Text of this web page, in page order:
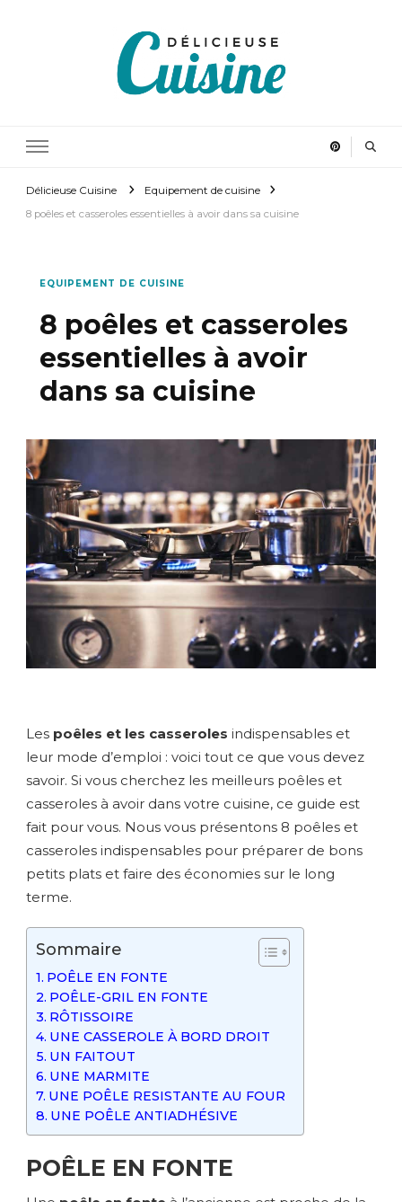
Délicieuse Cuisine
Equipement de cuisine
8 poêles et casseroles essentielles à avoir dans sa cuisine
EQUIPEMENT DE CUISINE
8 poêles et casseroles
essentielles à avoir
dans sa cuisine
Les poêles et les casseroles indispensables et
leur mode d’emploi : voici tout ce que vous devez
savoir. Si vous cherchez les meilleurs poêles et
casseroles à avoir dans votre cuisine, ce guide est
fait pour vous. Nous vous présentons 8 poêles et
casseroles indispensables pour préparer de bons
petits plats et faire des économies sur le long
terme.
Sommaire
POÊLE EN FONTE
POÊLE-GRIL EN FONTE
RÔTISSOIRE
UNE CASSEROLE À BORD DROIT
UN FAITOUT
UNE MARMITE
UNE POÊLE RESISTANTE AU FOUR
UNE POÊLE ANTIADHÉSIVE
POÊLE EN FONTE